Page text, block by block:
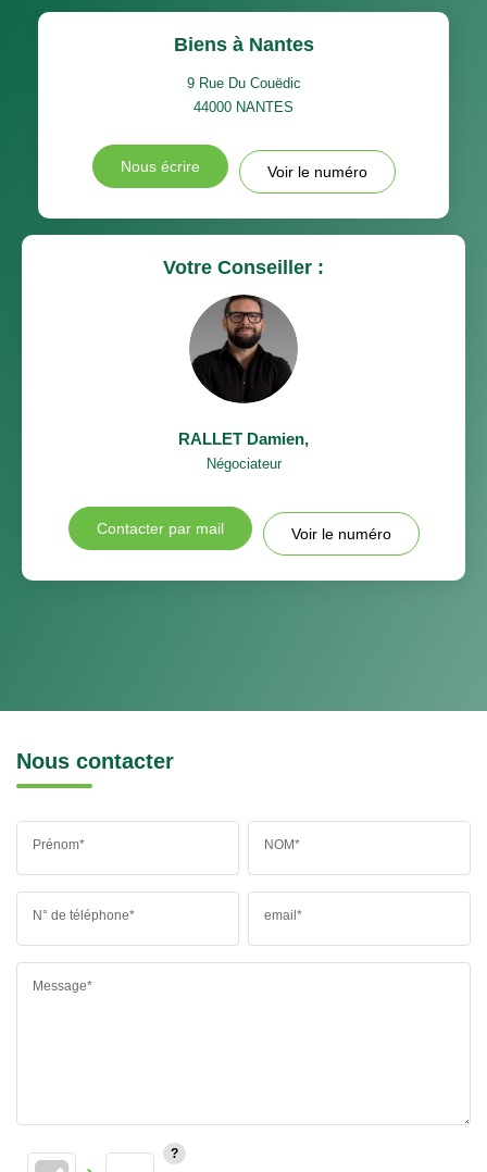
Biens à Nantes
9 Rue Du Couëdic
44000 NANTES
Nous écrire Voir le numéro
Votre Conseiller :
RALLET Damien,
Négociateur
Contacter par mail Voir le numéro
Nous contacter
Prénom* NOM*
N° de téléphone* email*
Message*